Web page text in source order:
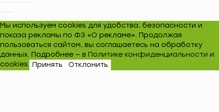
Мы используем cookies для удобства, безопасности и
показа рекламы по ФЗ «О рекламе». Продолжая
пользоваться сайтом, вы соглашаетесь на обработку
данных. Подробнее — в Политике конфиденциальности и
cookies. Принять Отклонить